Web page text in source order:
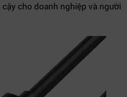
cho doanh nghiệp và người